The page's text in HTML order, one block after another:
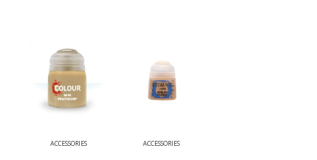
ACCESSORIES ACCESSORIES